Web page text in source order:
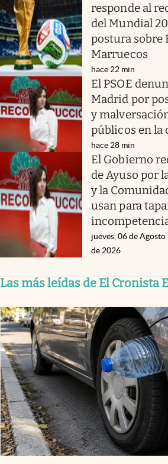
responde al
del Mundial
postura sobre
Marruecos
hace 22 min
El PSOE
Madrid por
y
públicos en la
hace 28 min
El Gobierno
de Ayuso por
y la
usan para
jueves, 06 de Agosto
de 2026
Las más leídas de El Cronista